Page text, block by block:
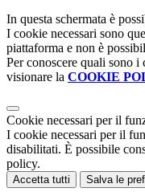
In questa schermata è
I cookie necessari sono
piattaforma e non è
Per conoscere quali sono i
visionare la COOKIE
Cookie necessari per il
I cookie necessari per il
disabilitati. È possibile
policy.
Accetta tutti Salva le